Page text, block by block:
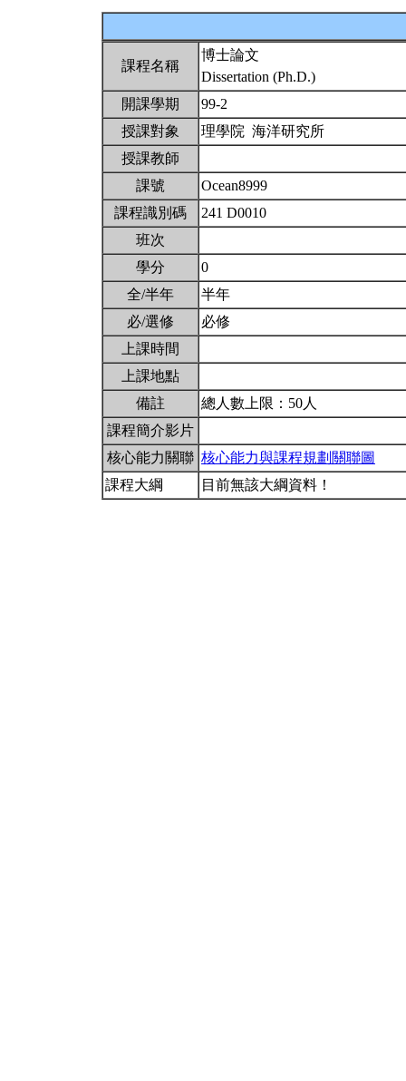
課程名稱
博士論文
Dissertation (Ph.D.)
開課學期
99-2
授課對象
理學院 海洋研究所
授課教師
課號
Ocean8999
課程識別碼
241 D0010
班次
學分
0
全/半年
半年
必/選修
必修
上課時間
上課地點
備註
總人數上限：50人
課程簡介影片
核心能力關聯 核心能力與課程規劃關聯圖
課程大綱
目前無該大綱資料！